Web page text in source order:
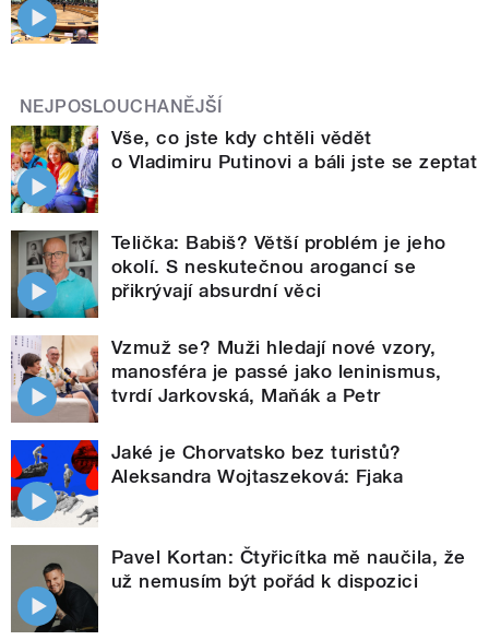
NEJPOSLOUCHANĚJŠÍ
Vše, co jste kdy chtěli vědět
o Vladimiru Putinovi a báli jste se zeptat
Telička: Babiš? Větší problém je jeho
okolí. S neskutečnou arogancí se
přikrývají absurdní věci
Vzmuž se? Muži hledají nové vzory,
manosféra je passé jako leninismus,
tvrdí Jarkovská, Maňák a Petr
Jaké je Chorvatsko bez turistů?
Aleksandra Wojtaszeková: Fjaka
Pavel Kortan: Čtyřicítka mě naučila, že
už nemusím být pořád k dispozici